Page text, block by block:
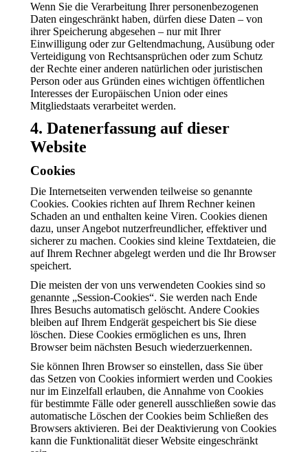
Wenn Sie die Verarbeitung Ihrer personenbezogenen
Daten eingeschränkt haben, dürfen diese Daten – von
ihrer Speicherung abgesehen – nur mit Ihrer
Einwilligung oder zur Geltendmachung, Ausübung oder
Verteidigung von Rechtsansprüchen oder zum Schutz
der Rechte einer anderen natürlichen oder juristischen
Person oder aus Gründen eines wichtigen öffentlichen
Interesses der Europäischen Union oder eines
Mitgliedstaats verarbeitet werden.
4. Datenerfassung auf dieser
Website
Cookies
Die Internetseiten verwenden teilweise so genannte
Cookies. Cookies richten auf Ihrem Rechner keinen
Schaden an und enthalten keine Viren. Cookies dienen
dazu, unser Angebot nutzerfreundlicher, effektiver und
sicherer zu machen. Cookies sind kleine Textdateien, die
auf Ihrem Rechner abgelegt werden und die Ihr Browser
speichert.
Die meisten der von uns verwendeten Cookies sind so
genannte „Session-Cookies“. Sie werden nach Ende
Ihres Besuchs automatisch gelöscht. Andere Cookies
bleiben auf Ihrem Endgerät gespeichert bis Sie diese
löschen. Diese Cookies ermöglichen es uns, Ihren
Browser beim nächsten Besuch wiederzuerkennen.
Sie können Ihren Browser so einstellen, dass Sie über
das Setzen von Cookies informiert werden und Cookies
nur im Einzelfall erlauben, die Annahme von Cookies
für bestimmte Fälle oder generell ausschließen sowie das
automatische Löschen der Cookies beim Schließen des
Browsers aktivieren. Bei der Deaktivierung von Cookies
kann die Funktionalität dieser Website eingeschränkt